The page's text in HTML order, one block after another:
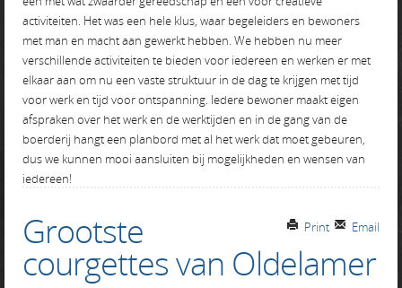
activiteiten. Het was een hele klus, waar begeleiders en bewoners
met man en macht aan gewerkt hebben. We hebben nu meer
verschillende activiteiten te bieden voor iedereen en werken er met
elkaar aan om nu een vaste struktuur in de dag te krijgen met tijd
voor werk en tijd voor ontspanning. Iedere bewoner maakt eigen
afspraken over het werk en de werktijden en in de gang van de
boerderij hangt een planbord met al het werk dat moet gebeuren,
dus we kunnen mooi aansluiten bij mogelijkheden en wensen van
iedereen!
Email
Print
Grootste
courgettes van Oldelamer